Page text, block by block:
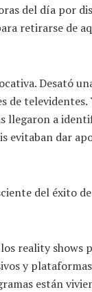
del día por
retirarse de
Desató
de televidentes.
llegaron a
evitaban dar
del éxito
reality shows
y
están